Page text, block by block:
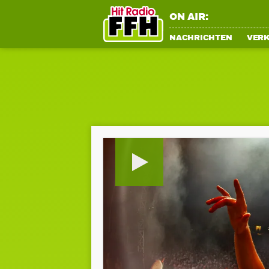
ON AIR:
NACHRICHTEN